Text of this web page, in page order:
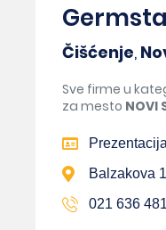
Čišćenje,
Sve firme u
za mesto NOVI
Prezentacija
Balzakova
021 636